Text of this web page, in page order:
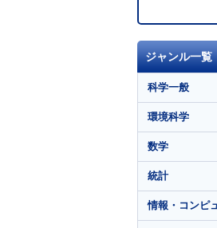
ジャンル一覧
科学一般
環境科学
数学
統計
情報・コンピ